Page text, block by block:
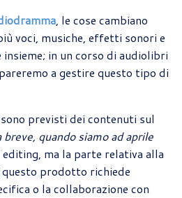
, le cose cambiano
voci, musiche, effetti sonori e
in un corso di audiolibri
a gestire questo tipo di
previsti dei contenuti sul
breve, quando siamo ad aprile
editing, ma la parte relativa alla
prodotto richiede
o la collaborazione con